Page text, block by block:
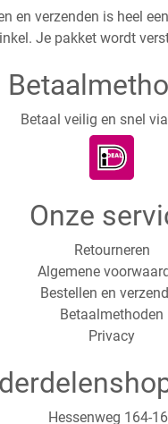
en verzenden is heel
Je pakket wordt
Betaal veilig en snel
Onze
Retourneren
Algemene
Bestellen en
Betaalmethoden
Privacy
Hessenweg 164-